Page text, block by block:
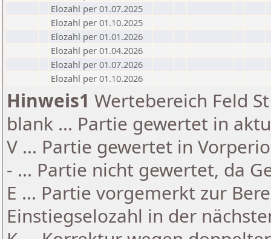
Elozahl per 01.07.2025
Elozahl per 01.10.2025
Elozahl per 01.01.2026
Elozahl per 01.04.2026
Elozahl per 01.07.2026
Elozahl per 01.10.2026
Hinweis1 Wertebereich Feld
blank ... Partie gewertet in
V ... Partie gewertet in
- ... Partie nicht gewertet, da
E ... Partie vorgemerkt zur
Einstiegselozahl in der